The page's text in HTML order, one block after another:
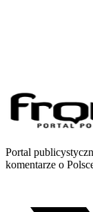
Portal
komentarze o